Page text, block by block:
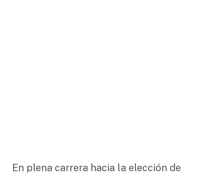
En plena carrera hacia la elección de